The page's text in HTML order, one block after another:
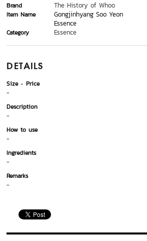
Brand The History of Whoo
Item Name
Gongjinhyang Soo Yeon
Essence
Category Essence
DETAILS
Size
Price
-
Description
-
How to use
-
Ingredients
-
Remarks
-